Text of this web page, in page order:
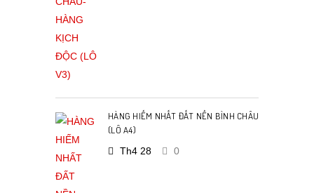
HÀNG HIẾM NHẤT ĐẤT NỀN BÌNH CHÂU
(LÔ A4)
Th4 28
0